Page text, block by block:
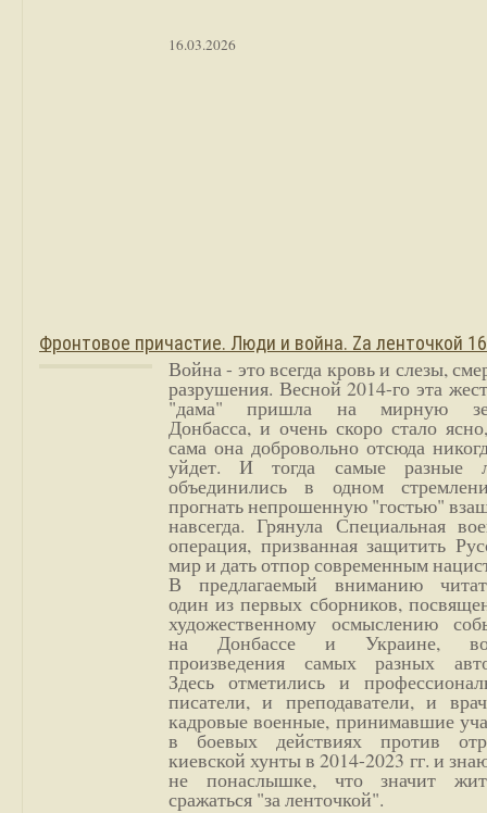
16.03.2026
Фронтовое причастие. Люди и война. Zа ленточкой
Война - это всегда кровь и слезы,
разрушения. Весной 2014-го эта
"дама" пришла на мирную
Донбасса, и очень скоро стало
сама она добровольно отсюда
уйдет. И тогда самые разные
объединились в одном
прогнать непрошенную "гостью"
навсегда. Грянула Специальная
операция, призванная защитить
мир и дать отпор современным
В предлагаемый вниманию
один из первых сборников,
художественному осмыслению
на Донбассе и Украине,
произведения самых разных
Здесь отметились и
писатели, и преподаватели, и
кадровые военные, принимавшие
в боевых действиях против
киевской хунты в 2014-2023 гг. и
не понаслышке, что значит
сражаться "за ленточкой".